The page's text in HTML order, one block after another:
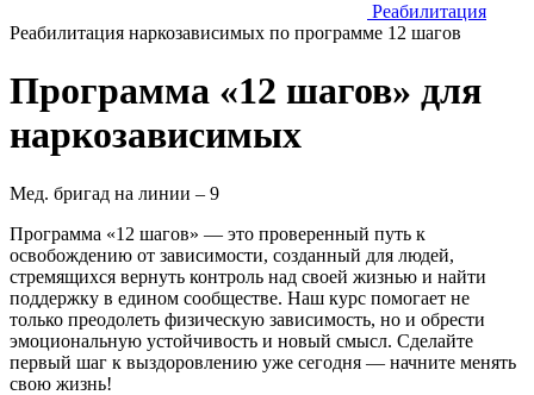
Реабилитация
Реабилитация наркозависимых по программе 12 шагов
Программа «12 шагов» для
наркозависимых
Мед. бригад на линии – 9
Программа «12 шагов» — это проверенный путь к
освобождению от зависимости, созданный для людей,
стремящихся вернуть контроль над своей жизнью и найти
поддержку в едином сообществе. Наш курс помогает не
только преодолеть физическую зависимость, но и обрести
эмоциональную устойчивость и новый смысл. Сделайте
первый шаг к выздоровлению уже сегодня — начните менять
свою жизнь!